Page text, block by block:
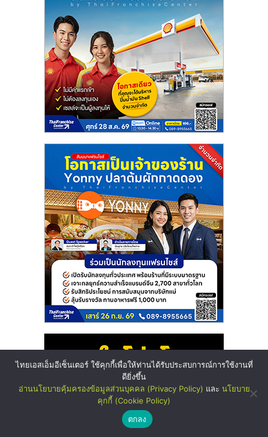
ไทยเอสเอ็มอีเซ็นเตอร์ ใช้คุกกี้เพื่อให้ท่านได้รับประสบการณ์การใช้งานที่
ดียิ่งขึ้น
อ่านนโยบายคุ้มครองข้อมูลส่วนบุคคล (Privacy Policy) และ นโยบาย
คุกกี้ (Cookie Policy)
ตกลง